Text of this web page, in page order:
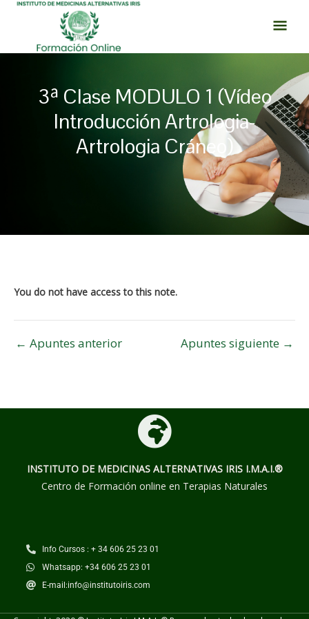
contenido
3ª Clase MODULO 1 (Vídeo
Introducción Artrologia-
Artrologia Cráneo)
You do not have access to this note.
entradas
← Apuntes anterior Apuntes siguiente →
INSTITUTO DE MEDICINAS ALTERNATIVAS IRIS I.M.A.I.®
Centro de Formación online en Terapias Naturales
Info Cursos : + 34 606 25 23 01
Whatsapp: +34 606 25 23 01
E-mail:info@institutoiris.com